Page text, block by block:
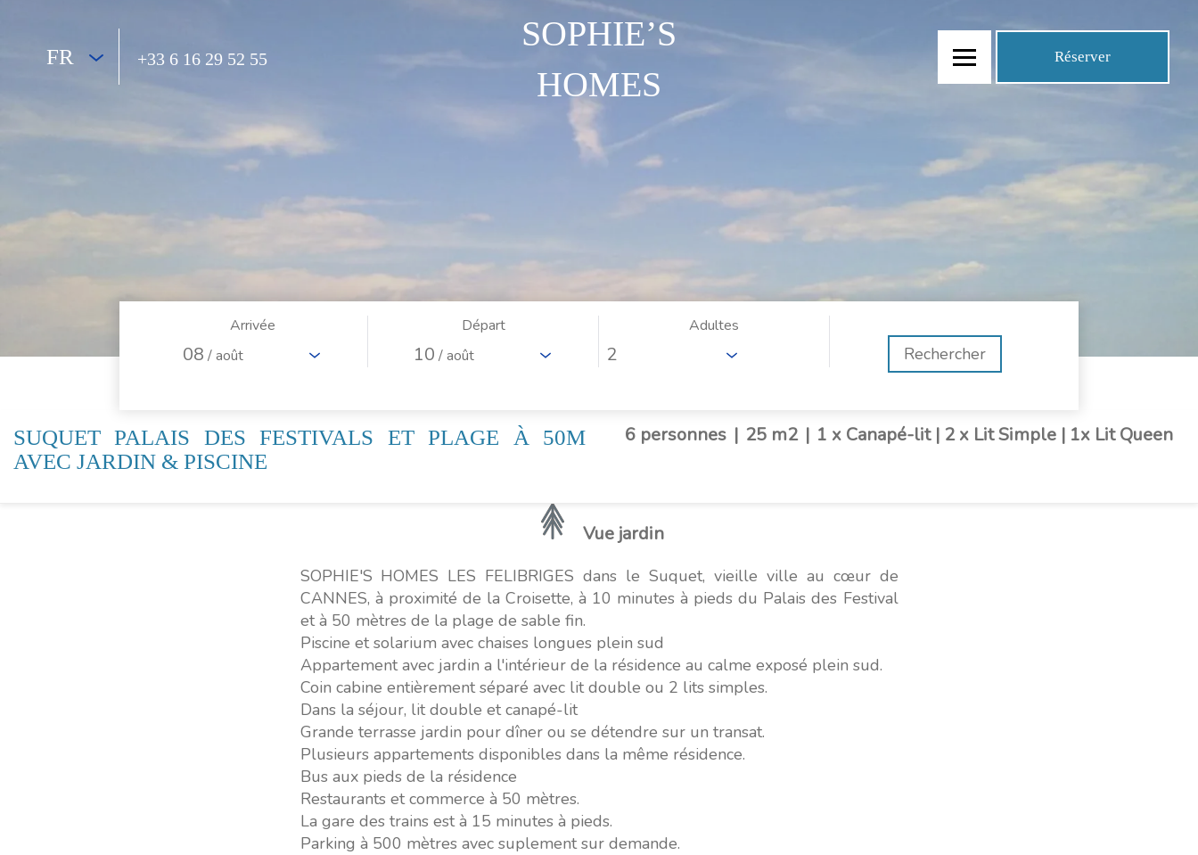
FR +33 6 16 29 52 55
SOPHIE’S
HOMES
Réserver
Arrivée
08 / août
Départ
10 / août
Adultes
Rechercher
SUQUET PALAIS DES FESTIVALS ET PLAGE À 50M
AVEC JARDIN & PISCINE
6 personnes | 25 m2 | 1 x Canapé-lit| 2 x Lit Simple| 1x Lit Queen
Vue jardin
SOPHIE'S HOMES LES FELIBRIGES dans le Suquet, vieille ville au cœur de
CANNES, à proximité de la Croisette, à 10 minutes à pieds du Palais des Festival
et à 50 mètres de la plage de sable fin.
Piscine et solarium avec chaises longues plein sud
Appartement avec jardin a l'intérieur de la résidence au calme exposé plein sud.
Coin cabine entièrement séparé avec lit double ou 2 lits simples.
Dans la séjour, lit double et canapé-lit
Grande terrasse jardin pour dîner ou se détendre sur un transat.
Plusieurs appartements disponibles dans la même résidence.
Bus aux pieds de la résidence
Restaurants et commerce à 50 mètres.
La gare des trains est à 15 minutes à pieds.
Parking à 500 mètres avec suplement sur demande.